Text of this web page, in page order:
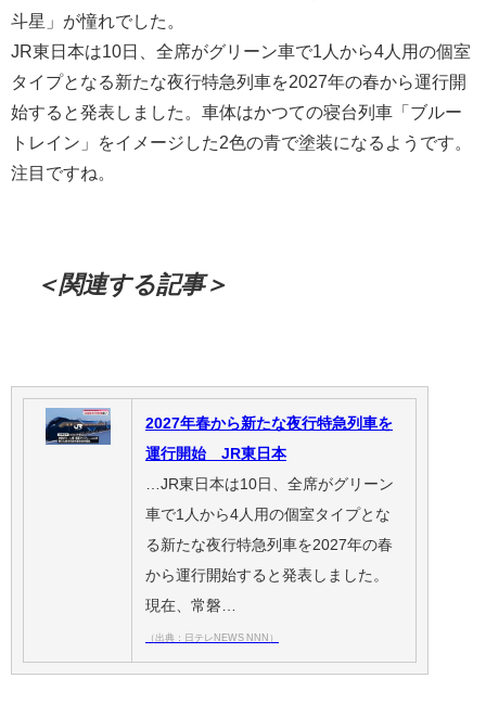
斗星」が憧れでした。
JR東日本は10日、全席がグリーン車で1人から4人用の個室
タイプとなる新たな夜行特急列車を2027年の春から運行開
始すると発表しました。車体はかつての寝台列車「ブルー
トレイン」をイメージした2色の青で塗装になるようです。
注目ですね。
＜関連する記事＞
2027年春から新たな夜行特急列車を
運行開始 JR東日本
…JR東日本は10日、全席がグリーン
車で1人から4人用の個室タイプとな
る新たな夜行特急列車を2027年の春
から運行開始すると発表しました。
現在、常磐…
（出典：日テレNEWS NNN）